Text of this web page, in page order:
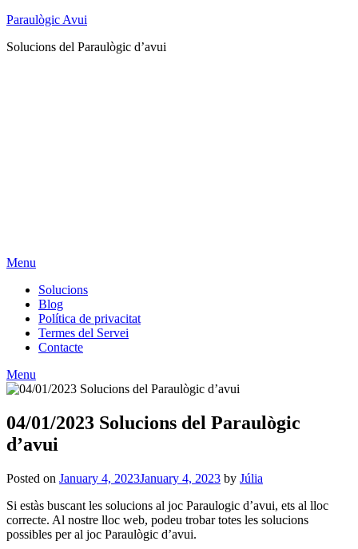
Paraulògic Avui
Solucions del Paraulògic d’avui
Menu
Solucions
Blog
Política de privacitat
Termes del Servei
Contacte
Menu
04/01/2023 Solucions del Paraulògic
d’avui
Posted on January 4, 2023January 4, 2023 by Júlia
Si estàs buscant les solucions al joc Paraulogic d’avui, ets al lloc
correcte. Al nostre lloc web, podeu trobar totes les solucions
possibles per al joc Paraulògic d’avui.